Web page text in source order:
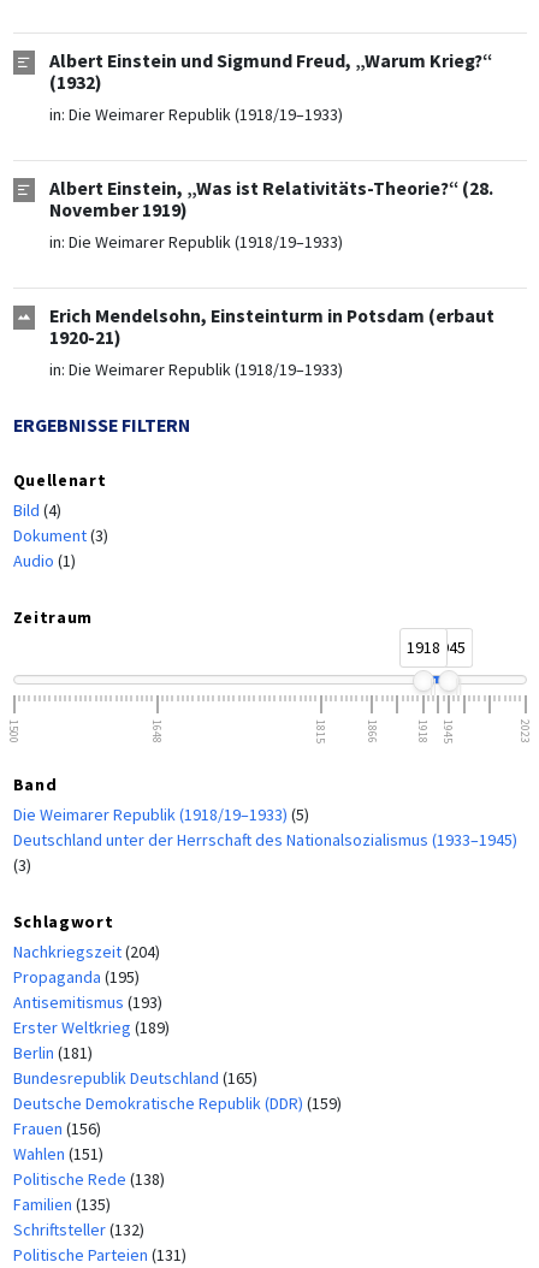
Albert Einstein und Sigmund Freud, „Warum Krieg?“
(1932)
in: Die Weimarer Republik (1918/19–1933)
Albert Einstein, „Was ist Relativitäts-Theorie?“ (28.
November 1919)
in: Die Weimarer Republik (1918/19–1933)
Erich Mendelsohn, Einsteinturm in Potsdam (erbaut
1920-21)
in: Die Weimarer Republik (1918/19–1933)
ERGEBNISSE FILTERN
Quellenart
Bild (4)
Dokument(3)
Audio (1)
Zeitraum
19181945
1500 1648 1815 1866 1918 1945 2023
Band
Die Weimarer Republik (1918/19–1933) (5)
Deutschland unter der Herrschaft des Nationalsozialismus (1933–1945)
(3)
Schlagwort
Nachkriegszeit(204)
Propaganda (195)
Antisemitismus (193)
Erster Weltkrieg (189)
Berlin (181)
Bundesrepublik Deutschland (165)
Deutsche Demokratische Republik (DDR) (159)
Frauen (156)
Wahlen (151)
Politische Rede (138)
Familien (135)
Schriftsteller(132)
Politische Parteien (131)